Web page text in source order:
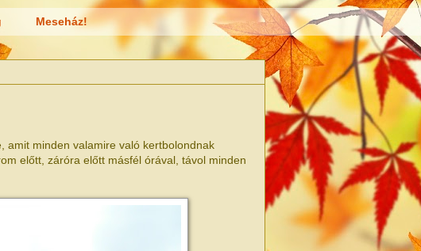
Meseház!
amit minden valamire való kertbolondnak
előtt, záróra előtt másfél órával, távol minden